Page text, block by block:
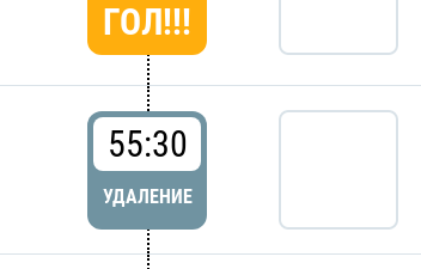
ГОЛ!!!
55:30
УДАЛЕНИЕ